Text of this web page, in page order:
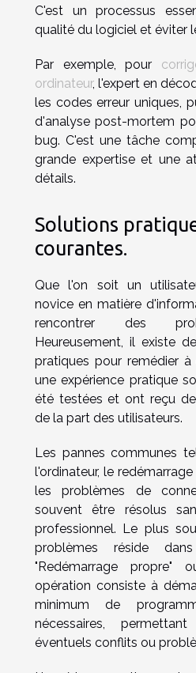
C'est un processus
qualité du logiciel et éviter
Par exemple, pour
ordinateur, l'expert en
les codes erreur uniques,
d'analyse post-mortem
bug. C'est une tâche
grande expertise et une
détails.
Solutions
courantes.
Que l'on soit un
novice en matière
rencontrer des
Heureusement, il existe
pratiques pour remédier à
une expérience pratique
été testées et ont reçu
de la part des utilisateurs.
Les pannes communes
l'ordinateur, le
les problèmes de
souvent être résolus
professionnel. Le plus
problèmes réside
"Redémarrage propre"
opération consiste à
minimum de
nécessaires,
éventuels conflits ou